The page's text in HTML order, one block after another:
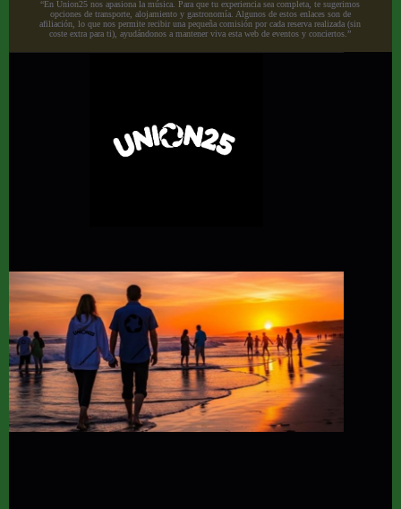
“En Union25 nos apasiona la música. Para que tu experiencia sea completa, te sugerimos
opciones de transporte, alojamiento y gastronomía. Algunos de estos enlaces son de
afiliación, lo que nos permite recibir una pequeña comisión por cada reserva realizada (sin
coste extra para ti), ayudándonos a mantener viva esta web de eventos y conciertos.”